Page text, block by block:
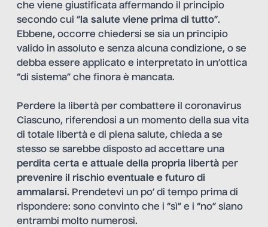
che viene giustificata affermando il principio
secondo cui “ la salute viene prima di tutto”.
Ebbene, occorre chiedersi se sia un principio
valido in assoluto e senza alcuna condizione, o se
debba essere applicato e interpretato in un’ottica
“di sistema” che finora è mancata.
Perdere la libertà per combattere il coronavirus
Ciascuno, riferendosi a un momento della sua vita
di totale libertà e di piena salute, chieda a se
stesso se sarebbe disposto ad accettare una
perdita certa e attuale della propria libertà per
prevenire il rischio eventuale e futuro di
ammalarsi. Prendetevi un po’ di tempo prima di
rispondere: sono convinto che i “sì” e i “no” siano
entrambi molto numerosi.